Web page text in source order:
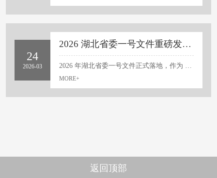
24
2026-03
2026 湖北省委一号文件重磅发布！无人机站上三农风口，持证入行抢占高薪红利
2026 年湖北省委一号文件正式落地，作为 “十五五” 开局之年全省三农工作纲领性指导文件，全文多次重点提及科技赋能农业、低空经济落地、智能农机装备普及。政策直接定调，将无人机纳入乡村振兴核心赛道，行业迎来实打实的发展黄金期。如今无人机早已跳出小众试点范畴，不再是农业锦上添花的辅助工具，而是提升粮食产能、补齐农机短板、完善乡村基层治理的刚需装备。这份一号文件的每一项部署，都暗藏无人机行业专属红利。无论你是零基础想入行的新手、深耕多年的行业从业者，还是涉农种植经营主体，都能从政策中找准清晰的发展与盈利方向。一、农业新质生产力加速升级，无人机成田间必备标配2026 湖北一号文件明确提出因地制宜发展农业新质生产力，把数智农业搭建、低空经济场景拓展、智能机器人落地应用，列为湖北农业现代化核心抓手，彻底打破传统人工耕种的低效模式。全省聚焦粮食产能攻坚、高标准农田连片建设、特色农产品产业升级，市场对高效、精准、...
MORE+
返回顶部